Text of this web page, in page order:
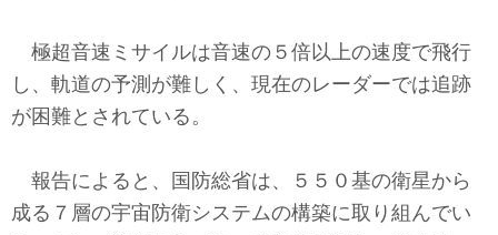
極超音速ミサイルは音速の５倍以上の速度で飛行
し、軌道の予測が難しく、現在のレーダーでは追跡
が困難とされている。
報告によると、国防総省は、５５０基の衛星から
成る７層の宇宙防衛システムの構築に取り組んでい